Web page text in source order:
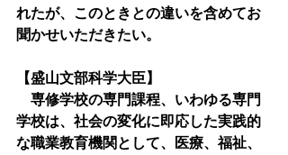
れたが、このときとの違いを含めてお
聞かせいただきたい。
【盛山文部科学大臣】
専修学校の専門課程、いわゆる専門
学校は、社会の変化に即応した実践的
な職業教育機関として、医療、福祉、